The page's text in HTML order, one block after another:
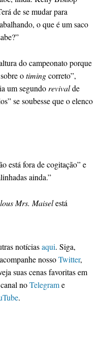
de se mudar para
o que é um saco
do campeonato porque
otimingcorreto”,
um segundo revivalde
se soubesse que o elenco
está fora de cogitação” e
ainda.”
Mrs. Maiselestá
notíciasaqui. Siga,
nossoTwitter,
suas cenas favoritas em
noTelegrame
.